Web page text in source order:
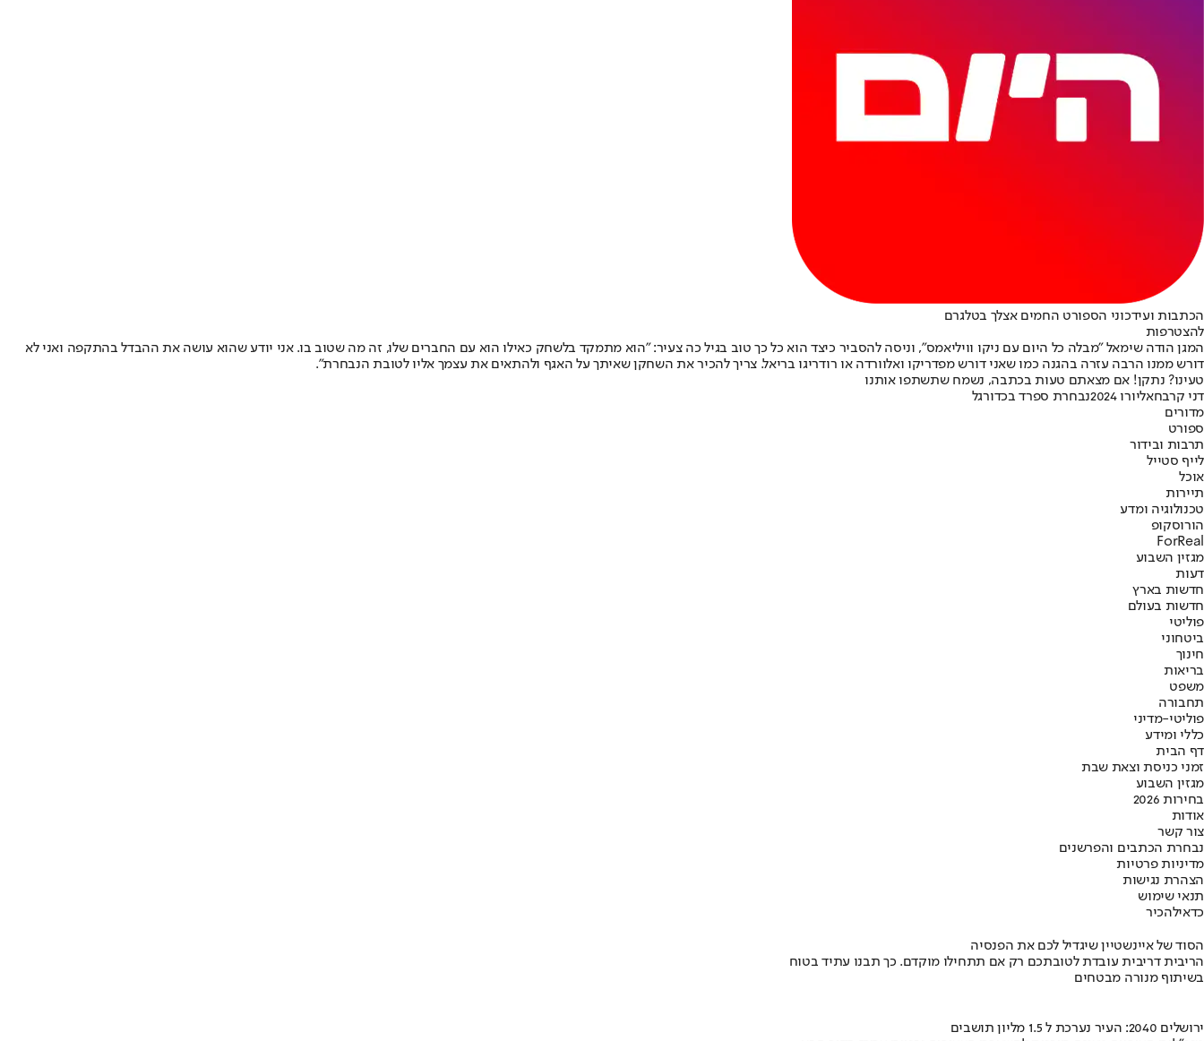
הכתבות ועידכוני הספורט החמים אצלך בטלגרם
להצטרפות
המגן הודה שימאל "מבלה כל היום עם ניקו וויליאמס", וניסה להסביר כיצד הוא כל כך טוב בגיל כה צעיר: "הוא מתמקד בלשחק כאילו הוא עם החברים שלו, זה מה שטוב בו. אני יודע שהוא עושה את ההבדל בהתקפה ואני לא
דורש ממנו הרבה עזרה בהגנה כמו שאני דורש מפדריקו ואלוורדה או רודריגו בריאל. צריך להכיר את השחקן שאיתך על האגף ולהתאים את עצמך אליו לטובת הנבחרת".
טעינו? נתקן! אם מצאתם טעות בכתבה, נשמח שתשתפו אותנו
דני קרבחאליורו 2024
נבחרת ספרד בכדורגל
מדורים
ספורט
תרבות ובידור
לייף סטייל
אוכל
תיירות
טכנולוגיה ומדע
הורוסקופ
ForReal
מגזין השבוע
דעות
חדשות בארץ
חדשות בעולם
פוליטי
ביטחוני
חינוך
בריאות
משפט
תחבורה
פוליטי-מדיני
כללי ומידע
דף הבית
זמני כניסת וצאת שבת
מגזין השבוע
בחירות 2026
אודות
צור קשר
נבחרת הכתבים והפרשנים
מדיניות פרטיות
הצהרת נגישות
תנאי שימוש
כדאילהכיר
הסוד של איינשטיין שיגדיל לכם את הפנסיה
הריבית דריבית עובדת לטובתכם רק אם תתחילו מוקדם. כך תבנו עתיד בטוח
בשיתוף מנורה מבטחים
ירושלים 2040: העיר נערכת ל 1.5 מליון תושבים